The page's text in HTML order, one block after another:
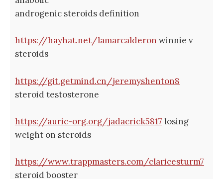
androgenic steroids definition
https://hayhat.net/lamarcalderon winnie v
steroids
https://git.getmind.cn/jeremyshenton8
steroid testosterone
https://auric-org.org/jadacrick5817 losing
weight on steroids
https://www.trappmasters.com/claricesturm7
steroid booster